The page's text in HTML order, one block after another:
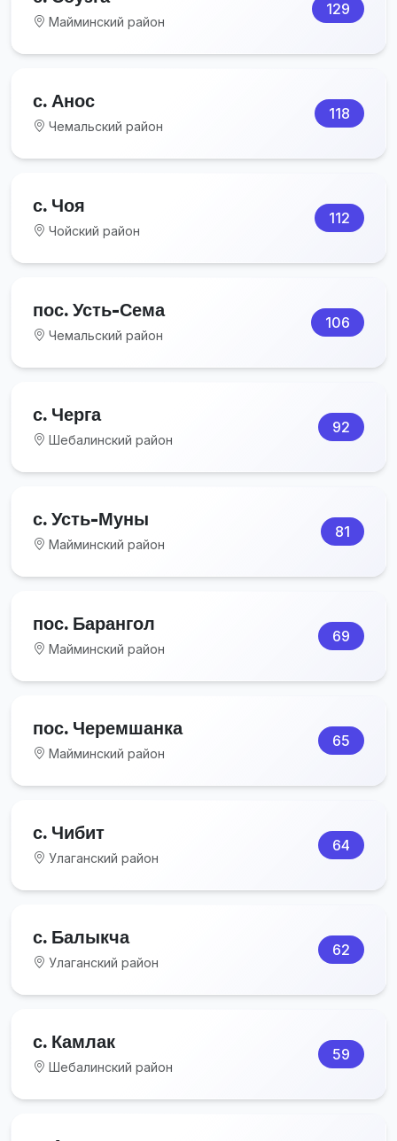
Майминский район
129
с. Анос
Чемальский район
118
с. Чоя
Чойский район
112
пос. Усть-Сема
Чемальский район
106
с. Черга
Шебалинский район
92
с. Усть-Муны
Майминский район
81
пос. Барангол
Майминский район
69
пос. Черемшанка
Майминский район
65
с. Чибит
Улаганский район
64
с. Балыкча
Улаганский район
62
с. Камлак
Шебалинский район
59